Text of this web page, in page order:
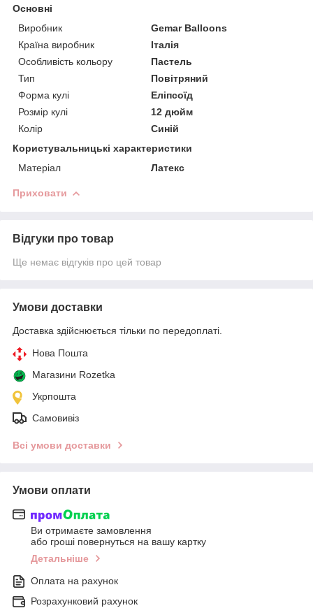
Основні
Виробник
Gemar Balloons
Країна виробник
Італія
Особливість кольору
Пастель
Тип
Повітряний
Форма кулі
Еліпсоїд
Розмір кулі
12 дюйм
Колір
Синій
Користувальницькі характеристики
Матеріал
Латекс
Приховати
Відгуки про товар
Ще немає відгуків про цей товар
Умови доставки
Доставка здійснюється тільки по передоплаті.
Нова Пошта
Магазини Rozetka
Укрпошта
Самовивіз
Всі умови доставки
Умови оплати
Ви отримаєте замовлення
або гроші повернуться на вашу картку
Детальніше
Оплата на рахунок
Розрахунковий рахунок